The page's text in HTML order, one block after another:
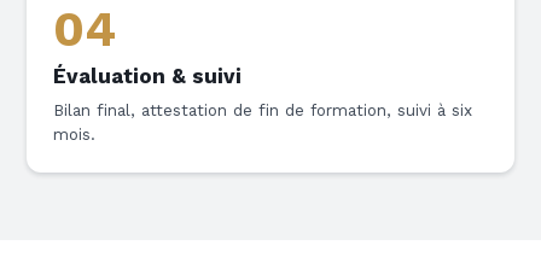
04
Évaluation & suivi
Bilan final, attestation de fin de formation, suivi à six
mois.